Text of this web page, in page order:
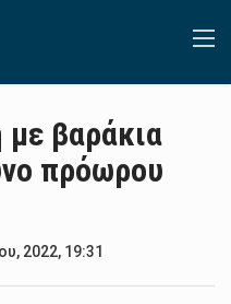
βαράκια
πρόωρου
2022, 19:31